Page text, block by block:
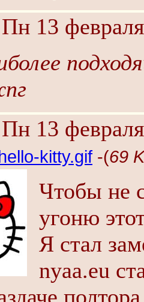
Пн 13
Пн 13
kitty.gif -(69
Чтобы не
угоню
Я стал
nyaa.eu